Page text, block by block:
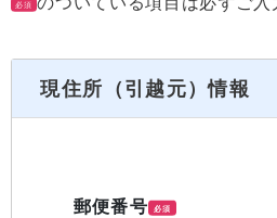
必須
現住所（引越元）情報
郵便番号 必須